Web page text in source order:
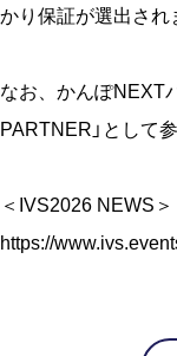
かり保証が選出され
なお、かんぽNEXT
PARTNER」として
＜IVS2026 NEWS＞
https://